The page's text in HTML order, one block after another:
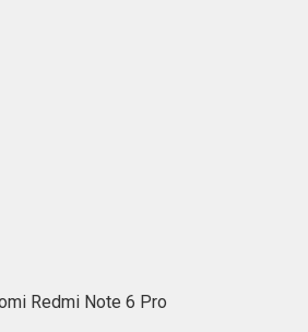
Redmi Note 6 Pro